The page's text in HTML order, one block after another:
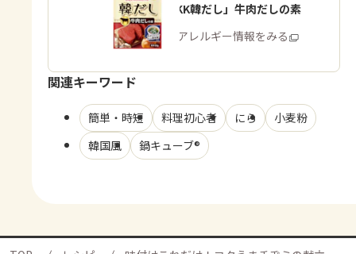
「味の素KK韓だし」牛肉だしの素
商品・アレルギー情報をみる
関連キーワード
簡単・時短 料理初心者 にら
小麦粉
韓国風
鍋キューブ®